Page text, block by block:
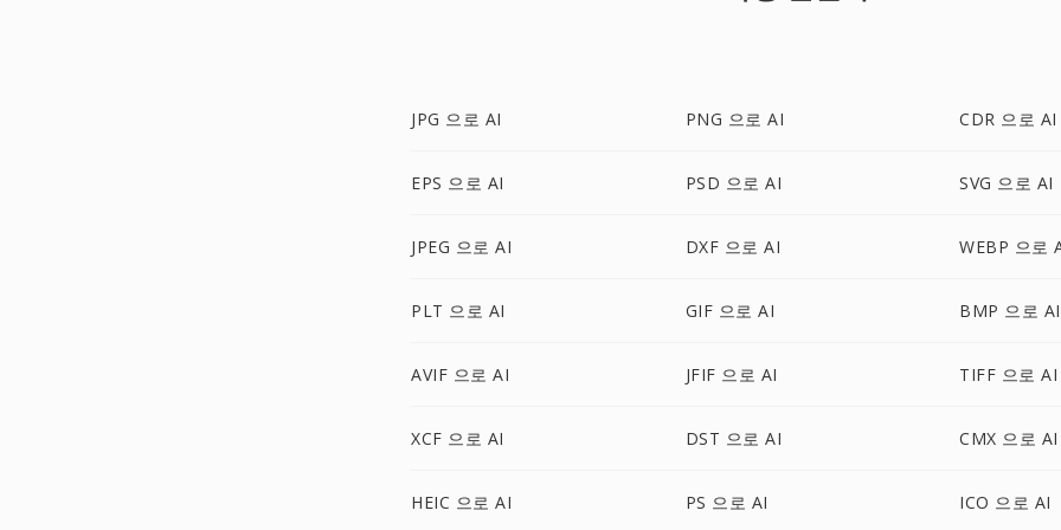
JPG 으로 AI PNG 으로 AI CDR 으로 AI
EPS 으로 AI PSD 으로 AI SVG 으로 AI
JPEG 으로 AI DXF 으로 AI WEBP 으로
PLT 으로 AI GIF 으로 AI BMP 으로 AI
AVIF 으로 AI JFIF 으로 AI TIFF 으로 AI
XCF 으로 AI DST 으로 AI CMX 으로 AI
HEIC 으로 AI PS 으로 AI ICO 으로 AI